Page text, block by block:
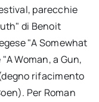
parecchie
di Benoit
"A Somewhat
Woman, a Gun,
rifacimento
Per Roman